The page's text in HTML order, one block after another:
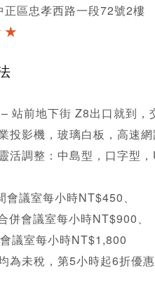
正區忠孝西路一段72號2樓
★
站前地下街 Z8出口就到，
投影機，玻璃白板，高速網
活調整：中島型，口字型
會議室每小時NT$450、
併會議室每小時NT$900、
議室每小時NT$1,800
為未稅，第5小時起6折優